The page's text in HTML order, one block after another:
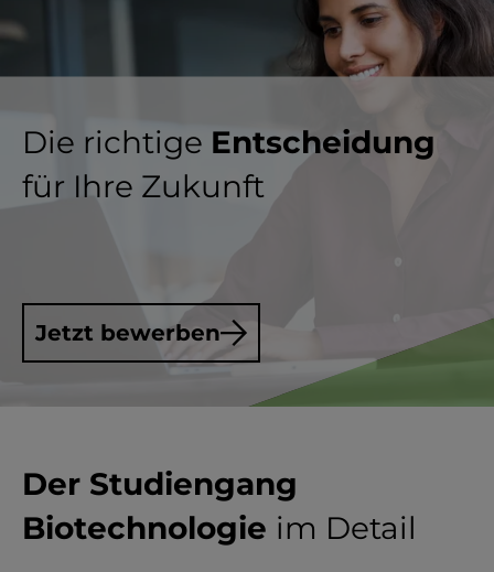
Die richtige Entscheidung
für Ihre Zukunft
Jetzt bewerben
Der Studiengang
Biotechnologie im Detail